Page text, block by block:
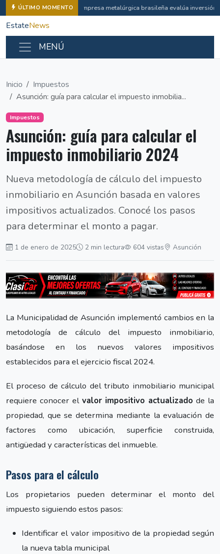
ÚLTIMO MOMENTO Empresa metalúrgica brasileña evalúa inversión
EstateNews
MENÚ
Inicio
Impuestos
Asunción: guía para calcular el impuesto inmobilia...
Impuestos
Asunción: guía para calcular el
impuesto inmobiliario 2024
Nueva metodología de cálculo del impuesto
inmobiliario en Asunción basada en valores
impositivos actualizados. Conocé los pasos
para determinar el monto a pagar.
1 de enero de 2025 2 min lectura 604 vistas Asunción
La Municipalidad de Asunción implementó cambios en la
metodología de cálculo del impuesto inmobiliario,
basándose en los nuevos valores impositivos
establecidos para el ejercicio fiscal 2024.
El proceso de cálculo del tributo inmobiliario municipal
requiere conocer el valor impositivo actualizado de la
propiedad, que se determina mediante la evaluación de
factores como ubicación, superficie construida,
antigüedad y características del inmueble.
Pasos para el cálculo
Los propietarios pueden determinar el monto del
impuesto siguiendo estos pasos:
Identificar el valor impositivo de la propiedad según
la nueva tabla municipal